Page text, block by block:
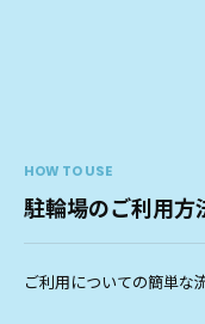
HOW TO USE
駐輪場のご利用方
ご利用についての簡単な